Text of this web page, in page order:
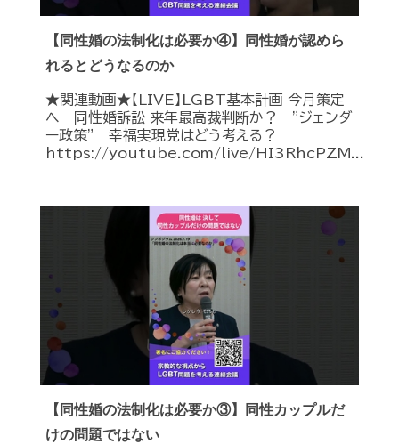
【同性婚の法制化は必要か④】同性婚が認めら
れるとどうなるのか
★関連動画★【LIVE】LGBT基本計画 今月策定
へ 同性婚訴訟 来年最高裁判断か？ ”ジェンダ
ー政策” 幸福実現党はどう考える？
https://youtube.com/live/HI3RhcPZM...
【同性婚の法制化は必要か③】同性カップルだ
けの問題ではない